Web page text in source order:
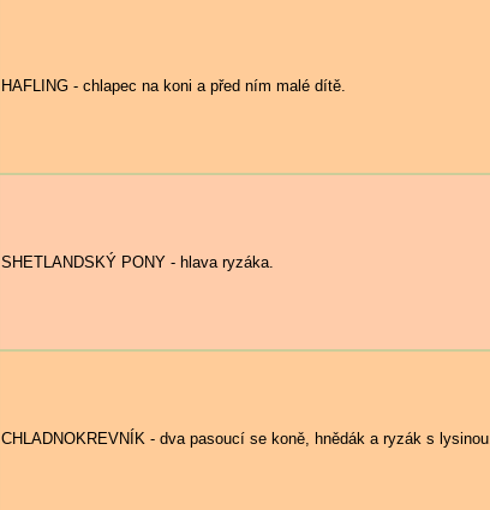
HAFLING - chlapec na koni a před ním malé dítě.
SHETLANDSKÝ PONY - hlava ryzáka.
CHLADNOKREVNÍK - dva pasoucí se koně, hnědák a ryzák s lysinou.